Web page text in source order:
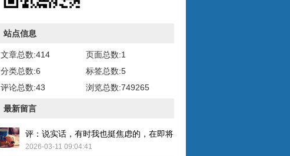
站点信息
文章总数:414
页面总数:1
分类总数:6
标签总数:5
评论总数:43
浏览总数:749265
最新留言
评：说实话，有时我也挺焦虑的，在即将奔五的年纪，健康才是最重要
2026-03-11 09:04:41